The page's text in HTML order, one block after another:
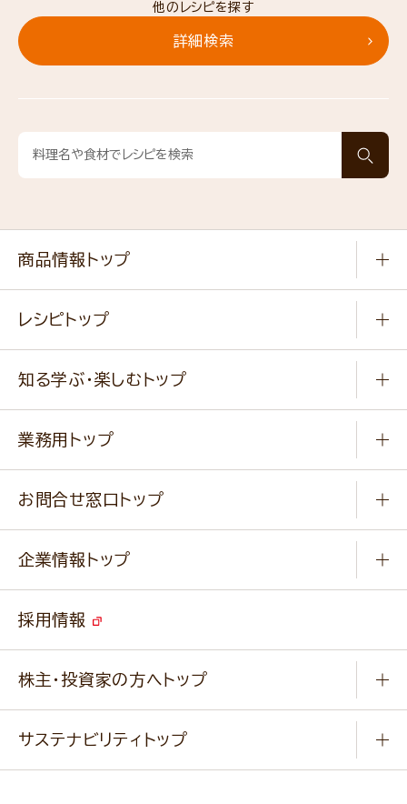
他のレシピを探す
詳細検索
商品情報トップ
健康食品・他
新商品・リニューアル商品
通販サイト一覧
レシピトップ
作り方動画
みなさまのレシピはこちら
知る学ぶ・楽しむトップ
ふっくらパンをつくりましょう
キャンペーン
業務用トップ
ニップンの アマニ 業務用サイト
ベジカフェブランドサイト
お問合せ窓口トップ
改善事例
業務用商品のお問合せ
企業情報トップ
事業紹介
経営理念・経営方針・行動規範・行動指針
ニップンの歴史
採用情報
株主・投資家の方へトップ
サステナビリティトップ